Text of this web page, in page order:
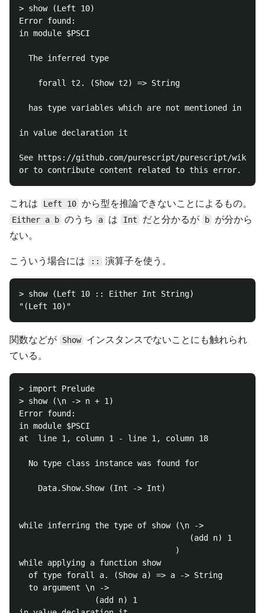
> show (Left 10)
Error found:
in module $PSCI
  The inferred type
    forall t2. (Show t2) => String
has type variables which are not mentioned in
in value declaration it
See https://github.com/purescript/purescript/wiki/
これは Left 10 から型を推論できないことによるもの。
Either a b のうち a は Int だと分かるが b
が分から
ない。
こういう場合には :: 演算子を使う。
> show (Left 10 :: Either Int String)
関数などが Show
インスタンスでないことにも触れられ
ている。
> import Prelude
> show (\n -> n + 1)
Error found:
in module $PSCI
at  line 1, column 1 - line 1, column 18
  No type class instance was found for
    Data.Show.Show (Int -> Int)
while inferring the type of show (\n ->
                                    (add n) 1
                                 )
while applying a function show
  of type forall a. (Show a) => a -> String
  to argument \n ->
                (add n) 1